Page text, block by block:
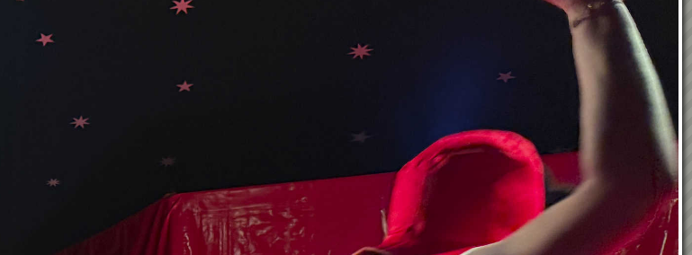
EHRENBÜRGER UND
BAUEN & WOHNEN
PFARRE
PARTNERGEMEINDE